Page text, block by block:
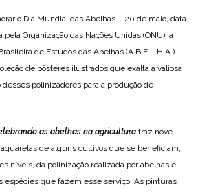
o Dia Mundial das Abelhas – 20 de maio, data
pela Organização das Nações Unidas (ONU), a
de Estudos das Abelhas (A.B.E.L.H.A.)
de pôsteres ilustrados que exalta a valiosa
polinizadores para a produção de
as abelhas na agricultura traz nove
de alguns cultivos que se beneficiam,
níveis, da polinização realizada por abelhas e
espécies que fazem esse serviço. As pinturas